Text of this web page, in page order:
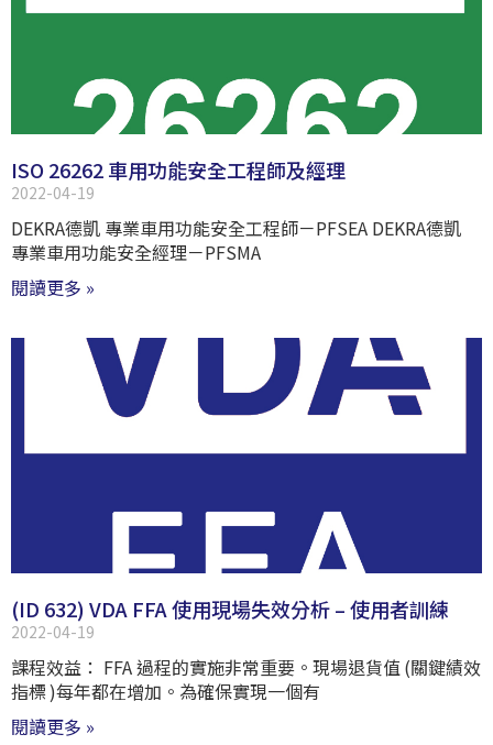
ISO 26262 車用功能安全工程師及經理
2022-04-19
DEKRA德凱 專業車用功能安全工程師－PFSEA DEKRA德凱
專業車用功能安全經理－PFSMA
閱讀更多 »
(ID 632) VDA FFA 使用現場失效分析 – 使用者訓練
2022-04-19
課程效益： FFA 過程的實施非常重要。現場退貨值 (關鍵績效
指標 )每年都在增加。為確保實現一個有
閱讀更多 »